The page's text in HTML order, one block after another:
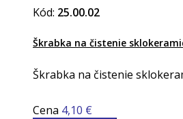
Kód: 25.00.02
Škrabka na čistenie
Škrabka na čistenie
Cena 4,10 €